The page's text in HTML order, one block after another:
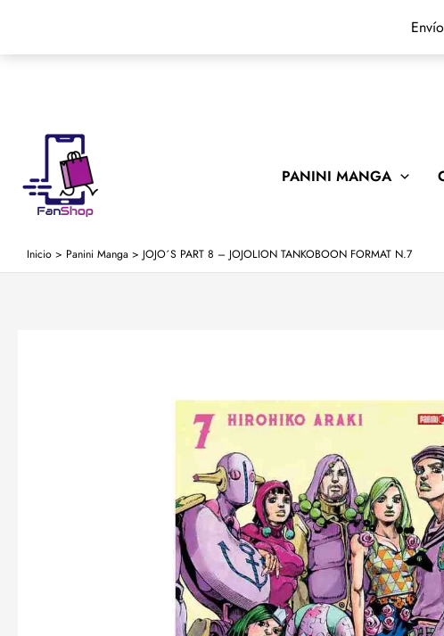
PANINI MANGA
Inicio > Panini Manga > JOJO´S PART 8 – JOJOLION TANKOBOON FORMAT N.7